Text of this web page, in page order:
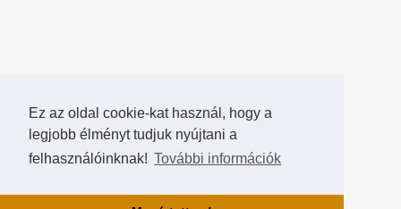
Ez az oldal cookie-kat használ, hogy a
legjobb élményt tudjuk nyújtani a
felhasználóinknak! További információk